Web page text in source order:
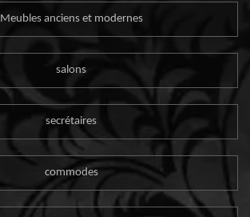
Meubles anciens et modernes
salons
secrétaires
commodes